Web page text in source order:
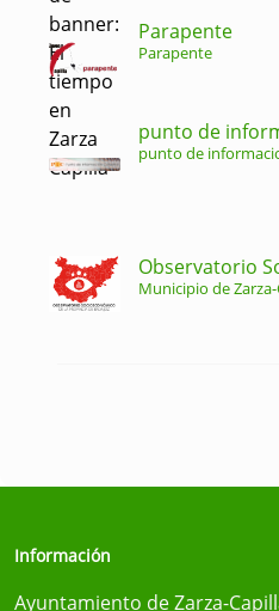
Parapente
Parapente
punto de
punto de
Observatorio
Municipio de
Información
Ayuntamiento de Zarza-